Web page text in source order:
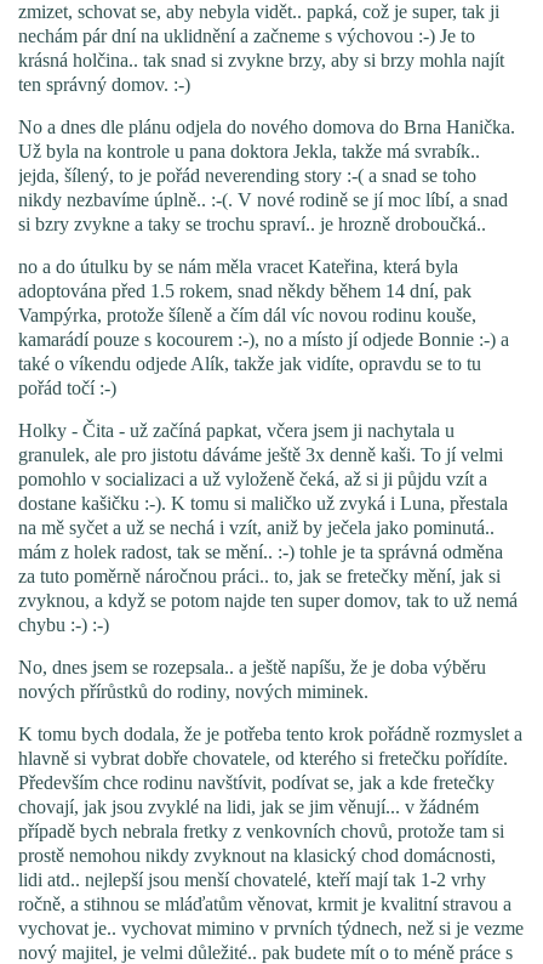
CHCI SI POŘÍDIT FRETKU
VÝCHOVA FRETKY
NEMOCI FRETEK
CESTOVÁNÍ S FRETKOU
JEDNA ČÍ VÍCE FRETEK?
KASTRACE
STRAVA
PODPORA
E - S H O P
HISTORIE 2022
O NÁS :-)
VÝROČNÍ ZPRÁVY
zmizet, schovat se, aby nebyla vidět.. papká, což je super, tak ji
nechám pár dní na uklidnění a začneme s výchovou :-) Je to
krásná holčina.. tak snad si zvykne brzy, aby si brzy mohla najít
ten správný domov. :-)
No a dnes dle plánu odjela do nového domova do Brna Hanička.
Už byla na kontrole u pana doktora Jekla, takže má svrabík..
jejda, šílený, to je pořád neverending story :-( a snad se toho
nikdy nezbavíme úplně.. :-(. V nové rodině se jí moc líbí, a snad
si bzry zvykne a taky se trochu spraví.. je hrozně droboučká..
no a do útulku by se nám měla vracet Kateřina, která byla
adoptována před 1.5 rokem, snad někdy během 14 dní, pak
Vampýrka, protože šíleně a čím dál víc novou rodinu kouše,
kamarádí pouze s kocourem :-), no a místo jí odjede Bonnie :-) a
také o víkendu odjede Alík, takže jak vidíte, opravdu se to tu
pořád točí :-)
Holky - Čita - už začíná papkat, včera jsem ji nachytala u
granulek, ale pro jistotu dáváme ještě 3x denně kaši. To jí velmi
pomohlo v socializaci a už vyloženě čeká, až si ji půjdu vzít a
dostane kašičku :-). K tomu si maličko už zvyká i Luna, přestala
na mě syčet a už se nechá i vzít, aniž by ječela jako pominutá..
mám z holek radost, tak se mění.. :-) tohle je ta správná odměna
za tuto poměrně náročnou práci.. to, jak se fretečky mění, jak si
zvyknou, a když se potom najde ten super domov, tak to už nemá
chybu :-) :-)
No, dnes jsem se rozepsala.. a ještě napíšu, že je doba výběru
nových přírůstků do rodiny, nových miminek.
K tomu bych dodala, že je potřeba tento krok pořádně rozmyslet a
hlavně si vybrat dobře chovatele, od kterého si fretečku pořídíte.
Především chce rodinu navštívit, podívat se, jak a kde fretečky
chovají, jak jsou zvyklé na lidi, jak se jim věnují... v žádném
případě bych nebrala fretky z venkovních chovů, protože tam si
prostě nemohou nikdy zvyknout na klasický chod domácnosti,
lidi atd.. nejlepší jsou menší chovatelé, kteří mají tak 1-2 vrhy
ročně, a stihnou se mláďatům věnovat, krmit je kvalitní stravou a
vychovat je.. vychovat mimino v prvních týdnech, než si je vezme
nový majitel, je velmi důležité.. pak budete mít o to méně práce s